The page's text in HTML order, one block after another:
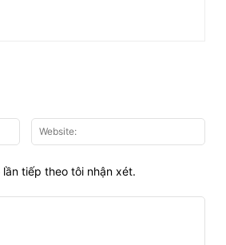
Email:*
tiếp theo tôi nhận xét.